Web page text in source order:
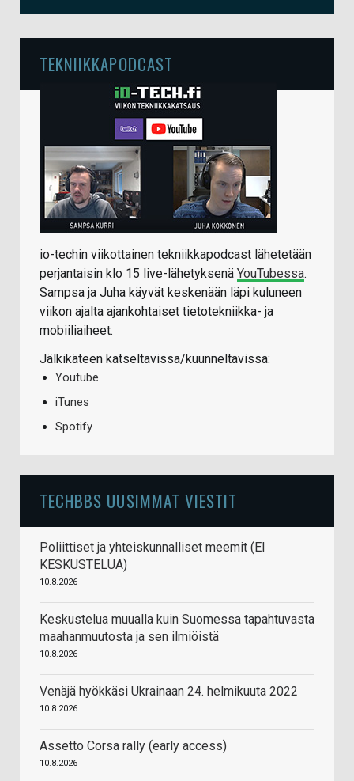
TEKNIIKKAPODCAST
io-techin viikottainen tekniikkapodcast lähetetään
perjantaisin klo 15 live-lähetyksenä YouTubessa.
Sampsa ja Juha käyvät keskenään läpi kuluneen
viikon ajalta ajankohtaiset tietotekniikka- ja
mobiiliaiheet.
Jälkikäteen katseltavissa/kuunneltavissa:
Youtube
iTunes
Spotify
TECHBBS UUSIMMAT VIESTIT
Poliittiset ja yhteiskunnalliset meemit (EI
KESKUSTELUA)
10.8.2026
Keskustelua muualla kuin Suomessa tapahtuvasta
maahanmuutosta ja sen ilmiöistä
10.8.2026
Venäjä hyökkäsi Ukrainaan 24. helmikuuta 2022
10.8.2026
Assetto Corsa rally (early access)
10.8.2026